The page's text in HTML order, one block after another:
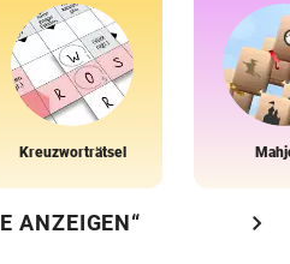
Kreuzworträtsel
ANZEIGEN“ chevron_right